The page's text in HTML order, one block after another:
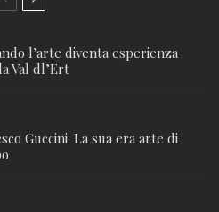
l’arte diventa esperienza
Val dl’Ert
Guccini. La sua era arte di